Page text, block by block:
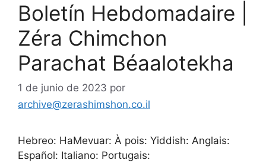
Boletín Hebdomadaire |
Zéra Chimchon
Parachat Béaalotekha
1 de junio de 2023 por
archive@zerashimshon.co.il
Hebreo: HaMevuar: À pois: Yiddish: Anglais:
Español: Italiano: Portugais: